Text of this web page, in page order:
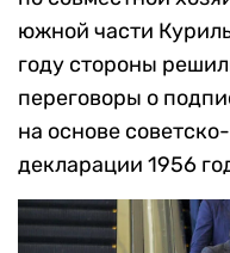
южной части
году стороны
переговоры о
на основе
декларации 1956